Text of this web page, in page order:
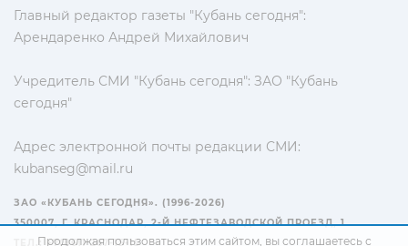
Главный редактор газеты "Кубань сегодня":
Арендаренко Андрей Михайлович
Учредитель СМИ "Кубань сегодня": ЗАО "Кубань
сегодня"
Адрес электронной почты редакции СМИ:
kubanseg@mail.ru
ЗАО «КУБАНЬ СЕГОДНЯ». (1996-2026)
350007, Г. КРАСНОДАР, 2-Й НЕФТЕЗАВОДСКОЙ ПРОЕЗД, 1
ТЕЛ.: +7(861) 267-15-15
Продолжая пользоваться этим сайтом, вы соглашаетесь с